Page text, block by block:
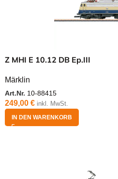
Z MHI E 10.12 DB Ep.III
Märklin
Art.Nr. 10-88415
249,00 € inkl. MwSt.
IN DEN WARENKORB